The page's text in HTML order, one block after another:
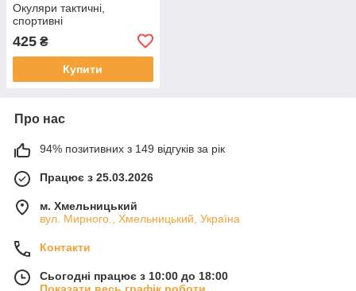
Окуляри тактичні,
спортивні
425 ₴
Купити
Про нас
94% позитивних з 149 відгуків за рік
Працює з 25.03.2026
м. Хмельницький
вул. Мирного., Хмельницький, Україна
Контакти
Сьогодні працює з 10:00 до 18:00